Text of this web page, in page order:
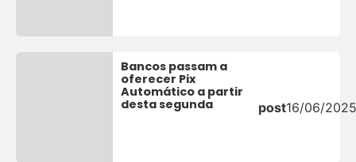
Bancos passam a
oferecer Pix
Automático a partir
desta segunda
post16/06/